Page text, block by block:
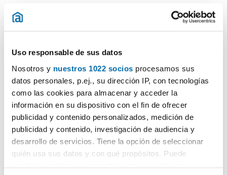
Uso responsable de sus datos
Nosotros y nuestros 1022 socios procesamos sus
datos personales, p.ej., su dirección IP, con tecnologías
como las cookies para almacenar y acceder la
información en su dispositivo con el fin de ofrecer
publicidad y contenido personalizados, medición de
publicidad y contenido, investigación de audiencia y
desarrollo de servicios. Tiene la opción de seleccionar
quién usa sus datos y con qué propósitos. Puede
Otras viviendas que te pueden interesar